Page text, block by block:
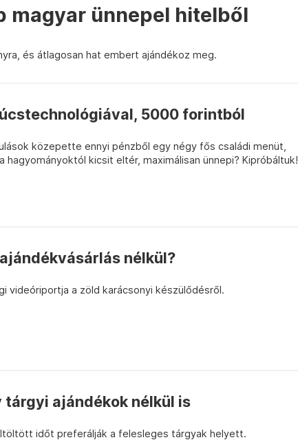
magyar ünnepel hitelből
és átlagosan hat embert ajándékoz meg.
5000 forintból
közepette ennyi pénzből egy négy fős családi menüt,
hagyományoktól kicsit eltér, maximálisan ünnepi? Kipróbáltuk!
nélkül?
videóriportja a zöld karácsonyi készülődésről.
tárgyi ajándékok nélkül is
időt preferálják a felesleges tárgyak helyett.